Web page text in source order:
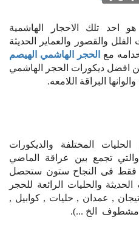
احد تلك الاحجار الهاشمية
والقصور والعماير الحديثة
مع
الحجر الهاشمي الهيصم
افضل ديكورات الحجر الهاشمي
البراقة اللامعه.
المختلفة والديكورات
تجمع بين عراقة الماضي
فقط فى النجاح ستون ستحصل
والحليات الرائعة للحجر
, عمدان , حليات , كوابيل ,
مشطوف الخ ...).